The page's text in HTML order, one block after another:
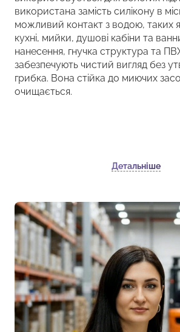
використана замість силікону в
можливий контакт з водою, таких
кухні, мийки, душові кабіни та
нанесення, гнучка структура та
забезпечують чистий вигляд без
грибка. Вона стійка до миючих
очищається.
Детальніше